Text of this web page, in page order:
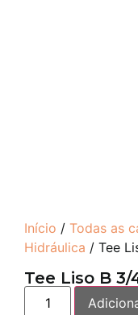
Início / Todas as
Hidráulica / Tee
Tee Liso B